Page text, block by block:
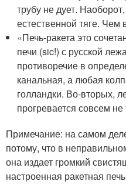
трубу не дует.
естественной тяге.
«Печь-ракета это
печи (sic!) с русской
противоречие в
канальная, а любая
голландки. Во-вторых,
прогревается совсем не
Примечание: на самом
потому, что в
она издает громкий
настроенная ракетная